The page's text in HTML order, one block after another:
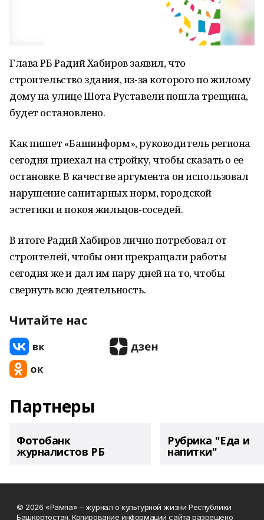
Глава РБ Радий Хабиров заявил, что
строительство здания, из-за которого по жилому
дому на улице Шота Руставели пошла трещина,
будет остановлено.
Как пишет «Башинформ», руководитель региона
сегодня приехал на стройку, чтобы сказать о ее
остановке. В качестве аргумента он использовал
нарушение санитарных норм, городской
эстетики и покоя жильцов-соседей.
В итоге Радий Хабиров лично потребовал от
строителей, чтобы они прекращали работы
сегодня же и дал им пару дней на то, чтобы
свернуть всю деятельность.
Читайте нас
Партнеры
Фотобанк
журналистов РБ
Рубрика "Еда и
напитки"
© 2026 «Рампа» – журнал о культурной жизни Республики
Башкортостан. Копирование информации сайта разрешено